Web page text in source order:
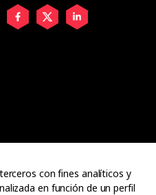
con fines analíticos y
en función de un perfil